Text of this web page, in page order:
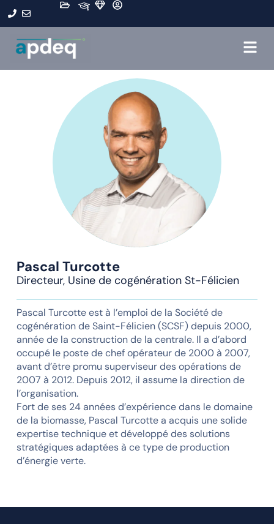
Pascal Turcotte
Directeur, Usine de cogénération St-Félicien
Pascal Turcotte est à l’emploi de la Société de
cogénération de Saint-Félicien (SCSF) depuis 2000,
année de la construction de la centrale. Il a d’abord
occupé le poste de chef opérateur de 2000 à 2007,
avant d’être promu superviseur des opérations de
2007 à 2012. Depuis 2012, il assume la direction de
l’organisation.
Fort de ses 24 années d’expérience dans le domaine
de la biomasse, Pascal Turcotte a acquis une solide
expertise technique et développé des solutions
stratégiques adaptées à ce type de production
d’énergie verte.